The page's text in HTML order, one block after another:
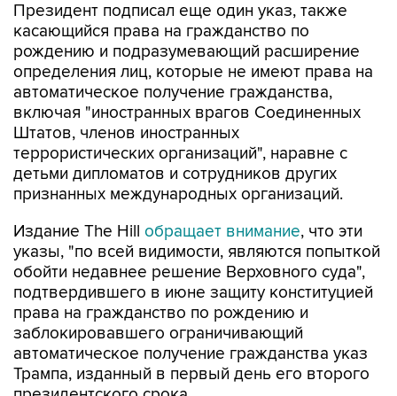
Президент подписал еще один указ, также
касающийся права на гражданство по
рождению и подразумевающий расширение
определения лиц, которые не имеют права на
автоматическое получение гражданства,
включая "иностранных врагов Соединенных
Штатов, членов иностранных
террористических организаций", наравне с
детьми дипломатов и сотрудников других
признанных международных организаций.
Издание The Hill обращает внимание, что эти
указы, "по всей видимости, являются попыткой
обойти недавнее решение Верховного суда",
подтвердившего в июне защиту конституцией
права на гражданство по рождению и
заблокировавшего ограничивающий
автоматическое получение гражданства указ
Трампа, изданный в первый день его второго